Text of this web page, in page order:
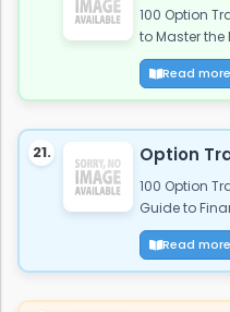
100 Option
to Master the
Read more
21. Option
100 Option
Guide to
Read more